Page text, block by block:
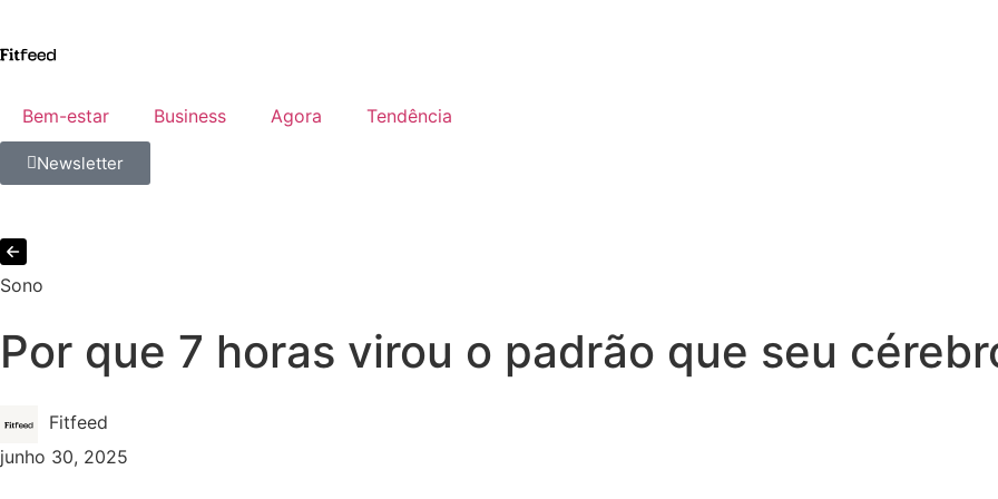
Bem-estar Business Agora Tendência
Newsletter
Sono
Por que 7 horas virou o padrão que seu
Fitfeed
junho 30, 2025